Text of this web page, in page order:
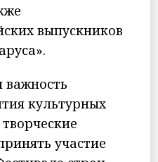
выпускников
важность
культурных
участие